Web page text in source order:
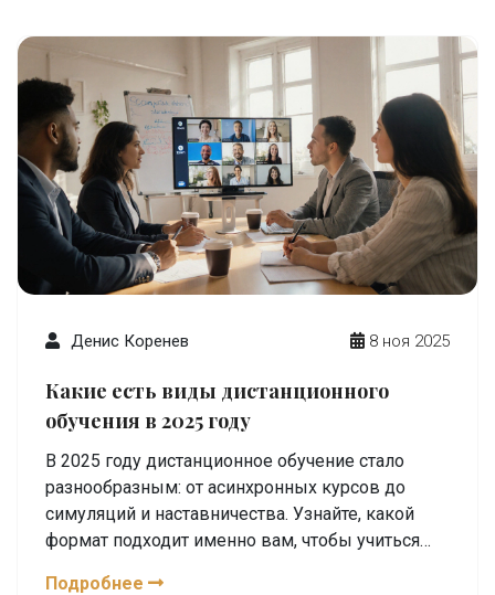
Денис Коренев 8 ноя 2025
Какие есть виды дистанционного
обучения в 2025 году
В 2025 году дистанционное обучение стало
разнообразным: от асинхронных курсов до
симуляций и наставничества. Узнайте, какой
формат подходит именно вам, чтобы учиться
Подробнее